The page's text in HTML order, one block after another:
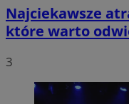
Najciekawsze
które warto
3